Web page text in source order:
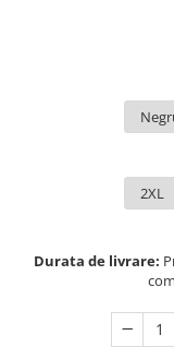
Durata de livrare: